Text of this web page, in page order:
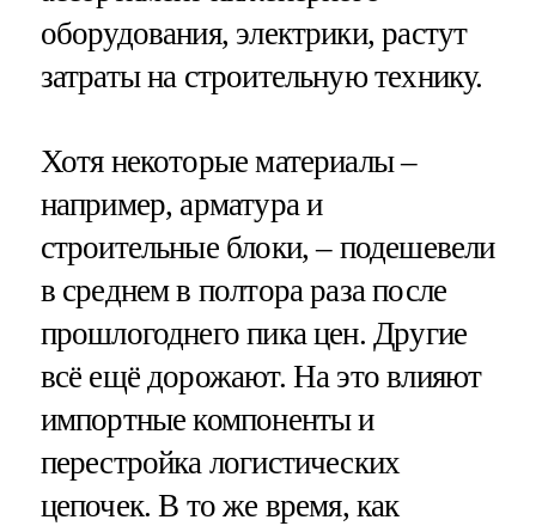
оборудования, электрики, растут
затраты на строительную технику.
Хотя некоторые материалы –
например, арматура и
строительные блоки, – подешевели
в среднем в полтора раза после
прошлогоднего пика цен. Другие
всё ещё дорожают. На это влияют
импортные компоненты и
перестройка логистических
цепочек. В то же время, как